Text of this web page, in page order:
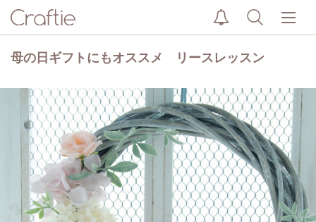
母の日ギフトにもオススメ リースレッスン